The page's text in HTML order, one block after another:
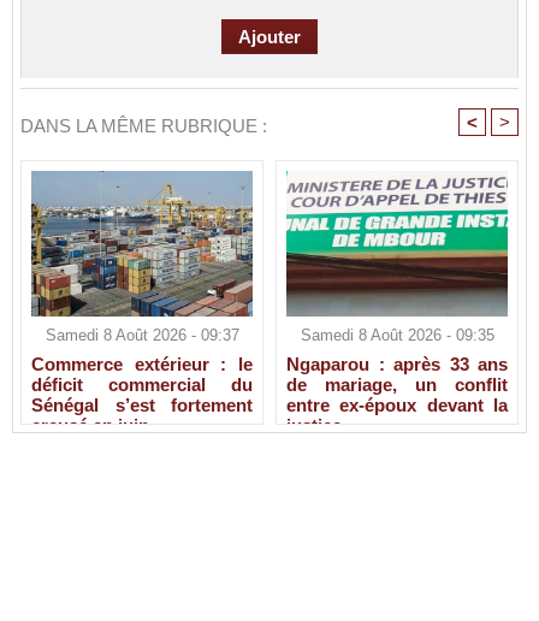
DANS LA MÊME RUBRIQUE : < >
Samedi 8 Août 2026 - 09:37
Commerce extérieur : le
déficit commercial du
Sénégal s’est fortement
creusé en juin
Samedi 8 Août 2026 - 09:35
Ngaparou : après 33 ans
de mariage, un conflit
entre ex-époux devant la
justice